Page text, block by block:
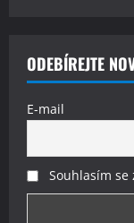
ODEBÍREJTE
E-mail
Souhlasím